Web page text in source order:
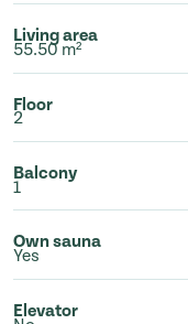
Living area
55.50 m²
Floor
2
Balcony
1
Own sauna
Yes
Elevator